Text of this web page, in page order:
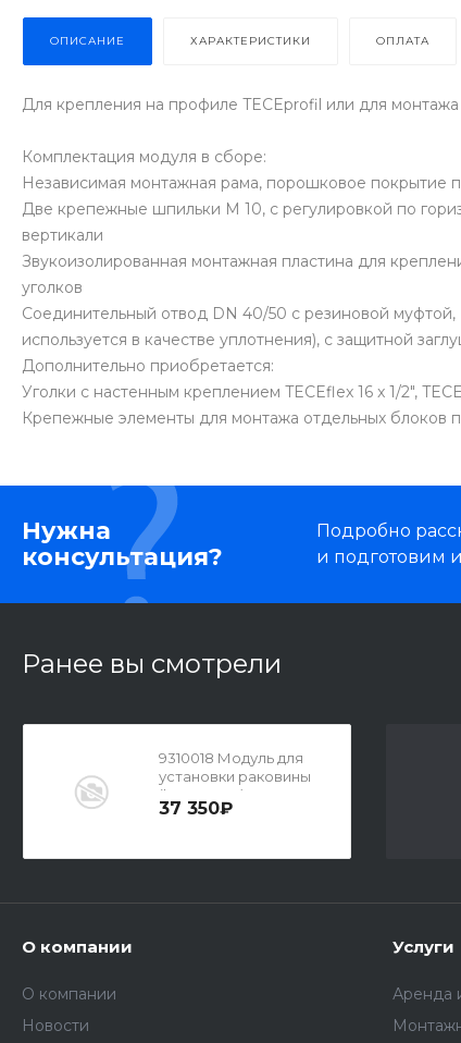
ОПИСАНИЕ ХАРАКТЕРИСТИКИ ОПЛАТА
Для крепления на профиле TECEprofil или для
Комплектация модуля в сборе:
Независимая монтажная рама, порошковое покрытие
Две крепежные шпильки M 10, с регулировкой по
вертикали
Звукоизолированная монтажная пластина для
уголков
Соединительный отвод DN 40/50 с резиновой
используется в качестве уплотнения), с защитной
Дополнительно приобретается:
Уголки с настенным креплением TECEflex 16 x 1/2",
Крепежные элементы для монтажа отдельных блоков
Нужна
консультация?
Подробно
и подготовим
Ранее вы смотрели
9310018 Модуль для
установки раковины
(h=820-980)
37 350₽
О компании
О компании
Новости
Услуги
Аренда